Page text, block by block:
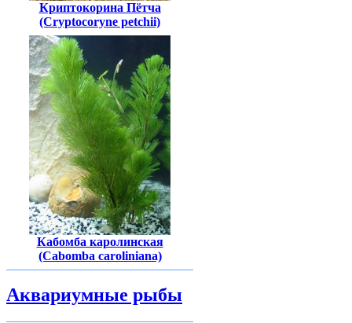
Криптокорина Пётча
(Cryptocoryne petchii)
Кабомба каролинская
(Cabomba caroliniana)
Аквариумные рыбы